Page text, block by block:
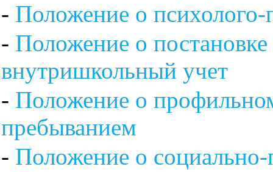
- Положение о психолого-
- Положение о
внутришкольный учет
- Положение о
пребыванием
- Положение о социально-